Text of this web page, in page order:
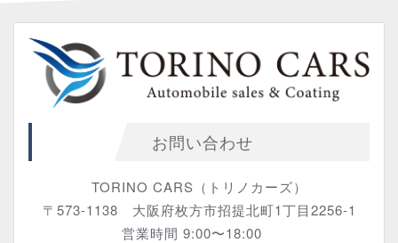
お問い合わせ
TORINO CARS（トリノカーズ）
〒573-1138 大阪府枚方市招提北町1丁目2256-1
営業時間 9:00〜18:00